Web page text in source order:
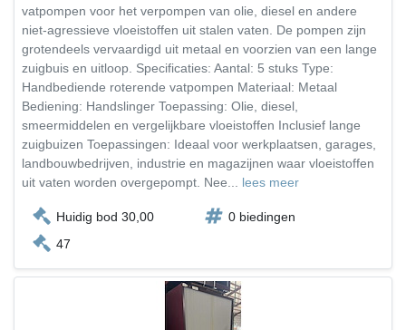
vatpompen voor het verpompen van olie, diesel en andere
niet-agressieve vloeistoffen uit stalen vaten. De pompen zijn
grotendeels vervaardigd uit metaal en voorzien van een lange
zuigbuis en uitloop. Specificaties: Aantal: 5 stuks Type:
Handbediende roterende vatpompen Materiaal: Metaal
Bediening: Handslinger Toepassing: Olie, diesel,
smeermiddelen en vergelijkbare vloeistoffen Inclusief lange
zuigbuizen Toepassingen: Ideaal voor werkplaatsen, garages,
landbouwbedrijven, industrie en magazijnen waar vloeistoffen
uit vaten worden overgepompt. Nee... lees meer
Huidig bod 30,00
0 biedingen
47